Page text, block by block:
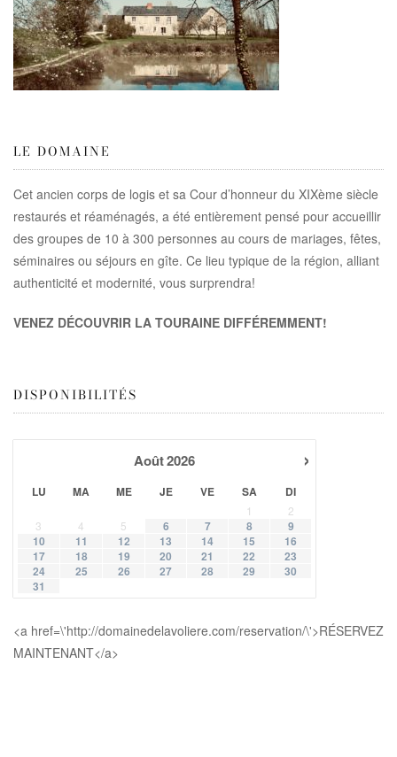
LE DOMAINE
Cet ancien corps de logis et sa Cour d’honneur du XIXème siècle
restaurés et réaménagés, a été entièrement pensé pour accueillir
des groupes de 10 à 300 personnes au cours de mariages, fêtes,
séminaires ou séjours en gîte. Ce lieu typique de la région, alliant
authenticité et modernité, vous surprendra!
VENEZ DÉCOUVRIR LA TOURAINE DIFFÉREMMENT!
DISPONIBILITÉS
›
Août2026
LU MA ME JE VE SA DI
1
2
3
4 5 6 7 8
9
10
11 12 13 14 15
16
17
18 19 20 21 22
23
24
25 26 27 28 29
30
31
<a href=\'http://domainedelavoliere.com/reservation/\'>RÉSERVEZ
MAINTENANT</a>